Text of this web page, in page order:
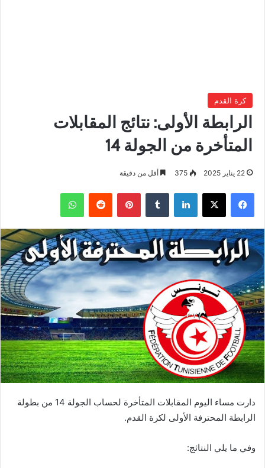
كرة القدم
الرابطة الأولى: نتائج المقابلات
المتأخرة من الجولة 14
22 يناير 2025 375 أقل من دقيقة
فيسبوك ‫X لينكدإن بينتيريست واتساب
دارت مساء اليوم المقابلات المتأخرة لحساب الجولة 14 من بطولة
الرابطة المحترفة الأولى لكرة القدم.
وفي ما يلي النتائج: